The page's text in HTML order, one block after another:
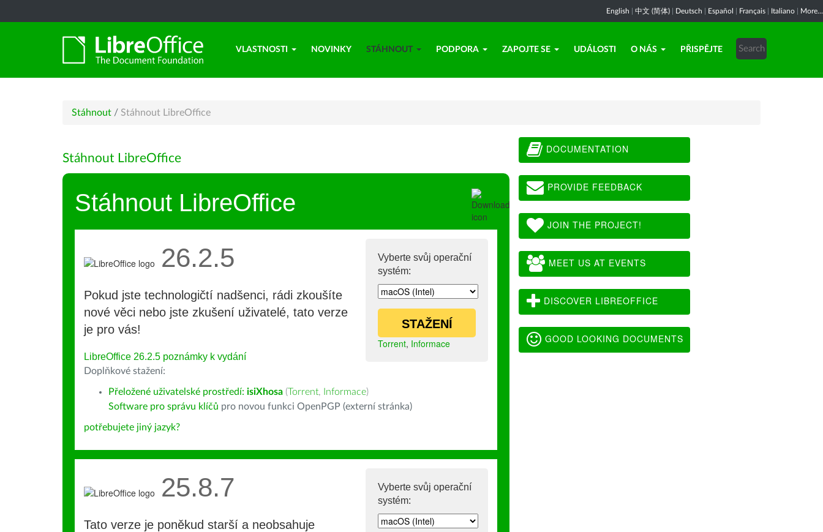
English 中文 (简体) Deutsch Español Français Italiano More...
VLASTNOSTI NOVINKY STÁHNOUT PODPORA ZAPOJTE SE UDÁLOSTI O NÁS PŘISPĚJTE
Stáhnout / Stáhnout LibreOffice
Stáhnout LibreOffice
Stáhnout LibreOffice
Vyberte svůj operační
systém:
STAŽENÍ
Torrent, Informace
26.2.5
Pokud jste technologičtí nadšenci, rádi zkoušíte
nové věci nebo jste zkušení uživatelé, tato verze
je pro vás!
LibreOffice 26.2.5 poznámky k vydání
Doplňkové stažení:
Přeložené uživatelské prostředí: isiXhosa (Torrent, Informace)
Software pro správu klíčů pro novou funkci OpenPGP (externí stránka)
potřebujete jiný jazyk?
Vyberte svůj operační
systém:
25.8.7
Tato verze je poněkud starší a neobsahuje
DOCUMENTATION
PROVIDE FEEDBACK
JOIN THE PROJECT!
MEET US AT EVENTS
DISCOVER LIBREOFFICE
GOOD LOOKING DOCUMENTS